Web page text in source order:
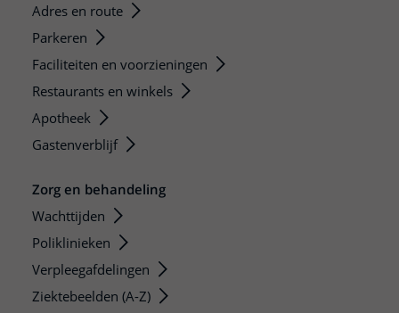
Adres en route
Parkeren
Faciliteiten en voorzieningen
Restaurants en winkels
Apotheek
Gastenverblijf
Zorg en behandeling
Wachttijden
Poliklinieken
Verpleegafdelingen
Ziektebeelden (A-Z)